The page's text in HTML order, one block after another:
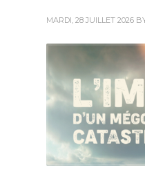
MARDI, 28 JUILLET 2026